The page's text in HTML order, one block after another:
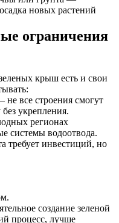
новых растений
ограничения
крыш есть и свои
все строения смогут
укрепления.
регионах
системы водоотвода.
требует инвестиций, но
создание зеленой
процесс, лучше